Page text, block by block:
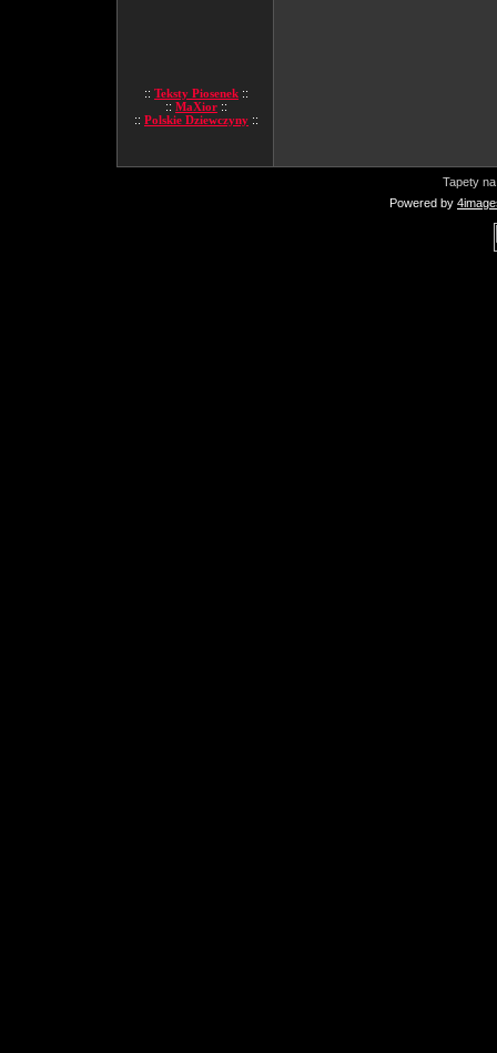
:: Teksty Piosenek ::
:: MaXior ::
:: Polskie Dziewczyny ::
Tapety
Powered by